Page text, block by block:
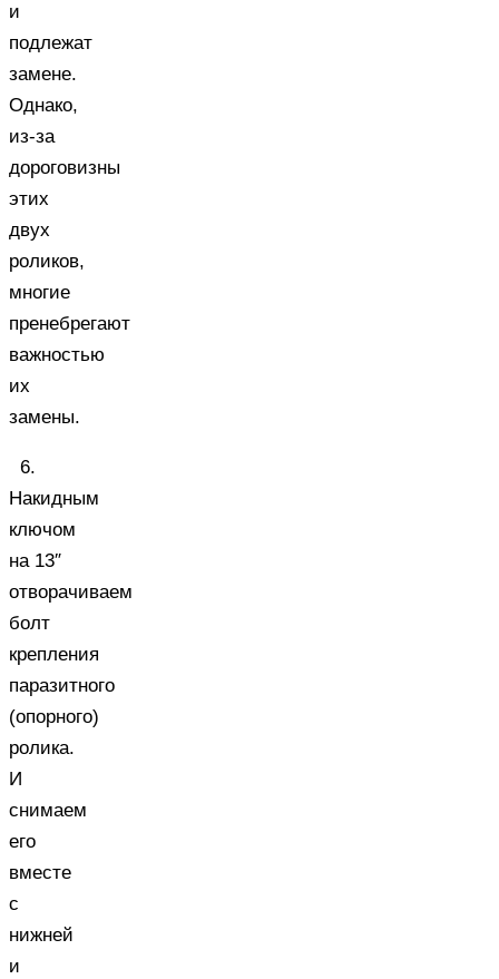
и
подлежат
замене.
Однако,
из-за
дороговизны
этих
двух
роликов,
многие
пренебрегают
важностью
их
замены.
6.
Накидным
ключом
на 13″
отворачиваем
болт
крепления
паразитного
(опорного)
ролика.
И
снимаем
его
вместе
с
нижней
и